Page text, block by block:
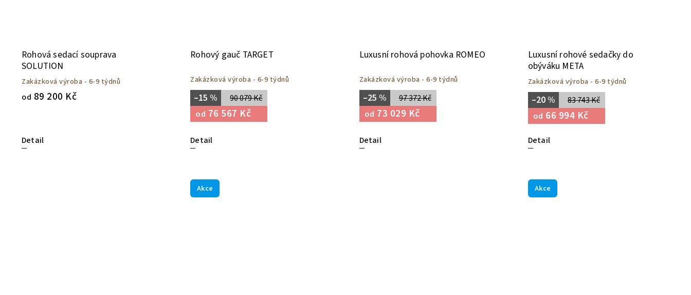
Rohová sedací souprava
SOLUTION
Zakázková výroba - 6-9 týdnů
od 89 200 Kč
Detail
Rohový gauč TARGET
Zakázková výroba - 6-9 týdnů
90 079 Kč
–15 %
od 76 567 Kč
Detail
Luxusní rohová pohovka ROMEO
Zakázková výroba - 6-9 týdnů
97 372 Kč
–25 %
od 73 029 Kč
Detail
Luxusní rohové sedačky do
obýváku META
Zakázková výroba - 6-9 týdnů
83 743 Kč
–20 %
od 66 994 Kč
Detail
Akce Akce